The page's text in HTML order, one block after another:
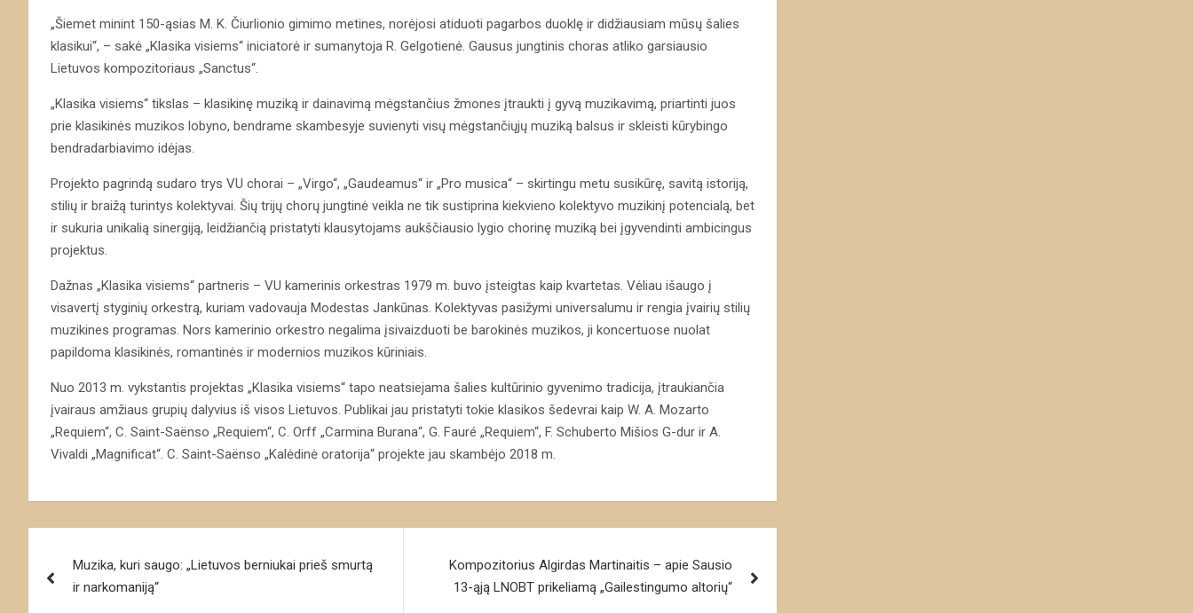
„Šiemet minint 150-ąsias M. K. Čiurlionio gimimo metines, norėjosi atiduoti pagarbos duoklę ir didžiausiam mūsų šalies
klasikui“, – sakė „Klasika visiems“ iniciatorė ir sumanytoja R. Gelgotienė. Gausus jungtinis choras atliko garsiausio
Lietuvos kompozitoriaus „Sanctus“.
„Klasika visiems“ tikslas – klasikinę muziką ir dainavimą mėgstančius žmones įtraukti į gyvą muzikavimą, priartinti juos
prie klasikinės muzikos lobyno, bendrame skambesyje suvienyti visų mėgstančiųjų muziką balsus ir skleisti kūrybingo
bendradarbiavimo idėjas.
Projekto pagrindą sudaro trys VU chorai – „Virgo“, „Gaudeamus“ ir „Pro musica“ – skirtingu metu susikūrę, savitą istoriją,
stilių ir braižą turintys kolektyvai. Šių trijų chorų jungtinė veikla ne tik sustiprina kiekvieno kolektyvo muzikinį potencialą, bet
ir sukuria unikalią sinergiją, leidžiančią pristatyti klausytojams aukščiausio lygio chorinę muziką bei įgyvendinti ambicingus
projektus.
Dažnas „Klasika visiems“ partneris – VU kamerinis orkestras 1979 m. buvo įsteigtas kaip kvartetas. Vėliau išaugo į
visavertį styginių orkestrą, kuriam vadovauja Modestas Jankūnas. Kolektyvas pasižymi universalumu ir rengia įvairių stilių
muzikines programas. Nors kamerinio orkestro negalima įsivaizduoti be barokinės muzikos, ji koncertuose nuolat
papildoma klasikinės, romantinės ir modernios muzikos kūriniais.
Nuo 2013 m. vykstantis projektas „Klasika visiems“ tapo neatsiejama šalies kultūrinio gyvenimo tradicija, įtraukiančia
įvairaus amžiaus grupių dalyvius iš visos Lietuvos. Publikai jau pristatyti tokie klasikos šedevrai kaip W. A. Mozarto
„Requiem“, C. Saint-Saënso „Requiem“, C. Orff „Carmina Burana“, G. Fauré „Requiem“, F. Schuberto Mišios G-dur ir A.
Vivaldi „Magnificat“. C. Saint-Saënso „Kalėdinė oratorija“ projekte jau skambėjo 2018 m.
tarpMuzika, kuri saugo: „Lietuvos berniukai prieš smurtą
ir narkomaniją“
Kompozitorius Algirdas Martinaitis – apie Sausio
13-ąją LNOBT prikeliamą „Gailestingumo altorių“